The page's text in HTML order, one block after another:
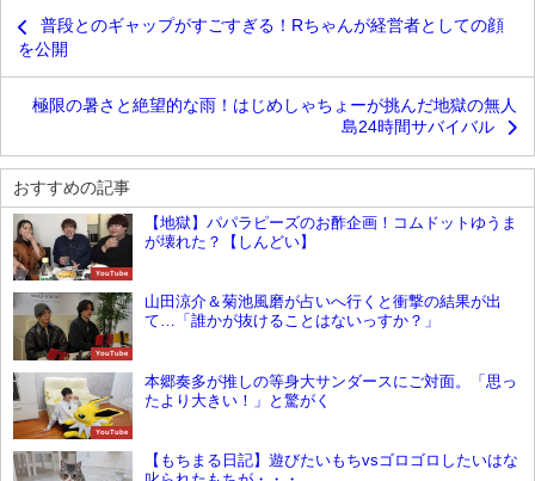
普段とのギャップがすごすぎる！Rちゃんが経営者としての顔
を公開
極限の暑さと絶望的な雨！はじめしゃちょーが挑んだ地獄の無人
島24時間サバイバル
おすすめの記事
YouTube
【地獄】パパラピーズのお酢企画！コムドットゆうま
が壊れた？【しんどい】
YouTube
山田涼介＆菊池風磨が占いへ行くと衝撃の結果が出
て…「誰かが抜けることはないっすか？」
YouTube
本郷奏多が推しの等身大サンダースにご対面。「思っ
たより大きい！」と驚がく
【もちまる日記】遊びたいもちvsゴロゴロしたいはな